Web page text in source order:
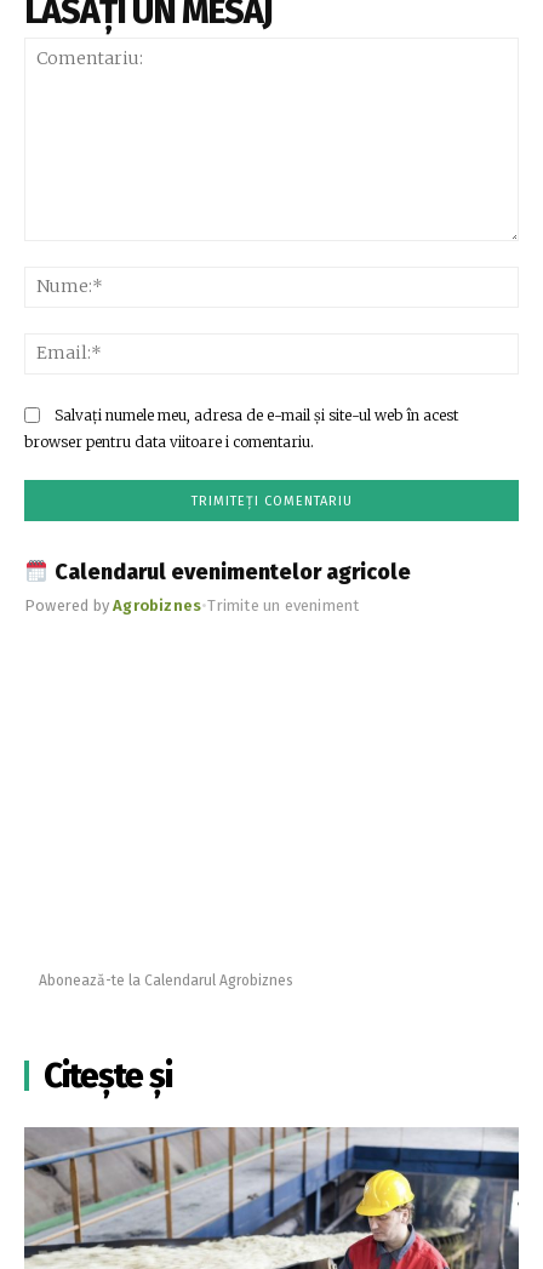
LĂSAȚI UN MESAJ
Salvați numele meu, adresa de e-mail și site-ul web în acest
browser pentru data viitoare i comentariu.
Calendarul evenimentelor agricole
Powered byAgrobiznes•Trimite un eveniment
Abonează-te la Calendarul Agrobiznes
Citește și